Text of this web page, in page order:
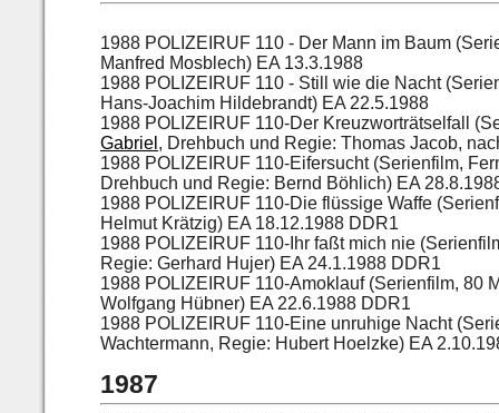
1988 POLIZEIRUF 110 - Der Mann im Baum
Manfred Mosblech) EA 13.3.1988
1988 POLIZEIRUF 110 - Still wie die Nacht
Hans-Joachim Hildebrandt) EA 22.5.1988
1988 POLIZEIRUF 110-Der Kreuzworträtselfall
Gabriel , Drehbuch und Regie: Thomas Jacob,
1988 POLIZEIRUF 110-Eifersucht (Serienfilm,
Drehbuch und Regie: Bernd Böhlich) EA
1988 POLIZEIRUF 110-Die flüssige Waffe
Helmut Krätzig) EA 18.12.1988 DDR1
1988 POLIZEIRUF 110-Ihr faßt mich nie
Regie: Gerhard Hujer) EA 24.1.1988 DDR1
1988 POLIZEIRUF 110-Amoklauf (Serienfilm, 80
Wolfgang Hübner) EA 22.6.1988 DDR1
1988 POLIZEIRUF 110-Eine unruhige Nacht
Wachtermann, Regie: Hubert Hoelzke) EA
1987